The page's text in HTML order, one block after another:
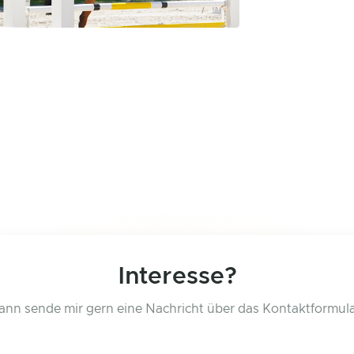
Interesse?
sende mir gern eine Nachricht über das